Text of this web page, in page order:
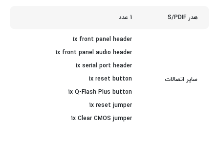
هدر S/PDIF 1 عدد
سایر اتصالات
1x front panel header
1x front panel audio header
1x serial port header
1x reset button
1x Q-Flash Plus button
1x reset jumper
1x Clear CMOS jumper